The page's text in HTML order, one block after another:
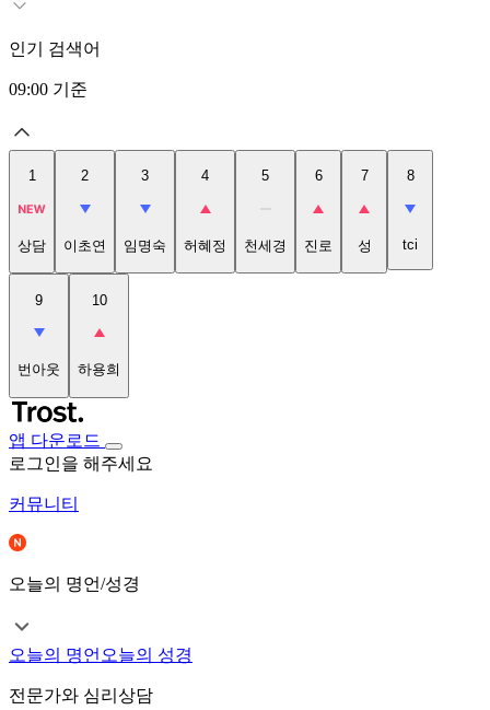
인기 검색어
09:00 기준
1
상담
2
이초연
3
임명숙
4
허혜정
5
천세경
6
진로
7
성
8
tci
9
번아웃
10
하용희
앱 다운로드
로그인을 해주세요
커뮤니티
오늘의 명언/성경
오늘의 명언 오늘의 성경
전문가와 심리상담